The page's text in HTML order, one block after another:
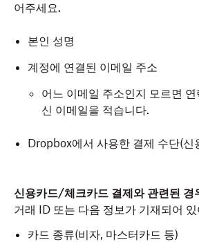
어주세요.
본인 성명
계정에 연결된 이메일 주소
어느 이메일 주소인지 모르면
신 이메일을 적습니다.
Dropbox에서 사용한 결제 수단(신
신용카드/체크카드 결제와 관련된 경
거래 ID 또는 다음 정보가 기재되어
카드 종류(비자, 마스터카드 등)